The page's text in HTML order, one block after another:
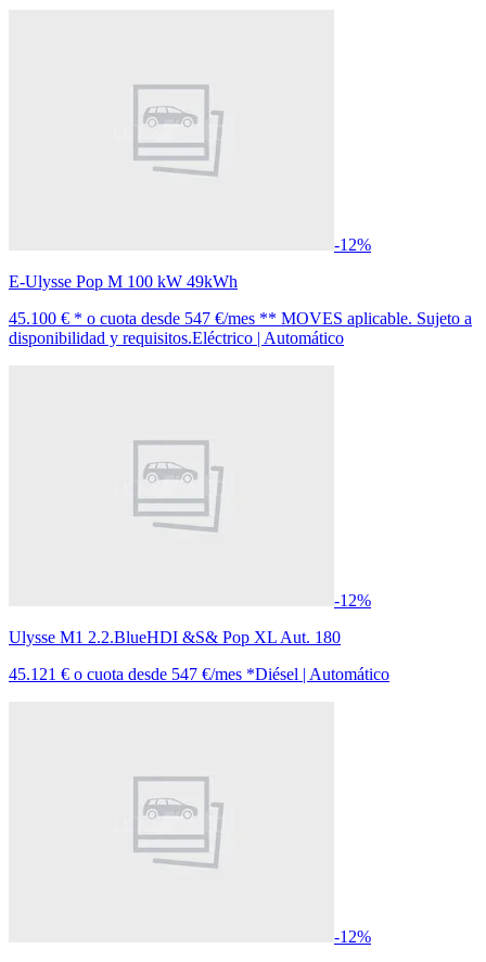
-12%
E-Ulysse Pop M 100 kW 49kWh
45.100 € * o cuota desde 547 €/mes ** MOVES aplicable. Sujeto a
disponibilidad y requisitos.Eléctrico | Automático
-12%
Ulysse M1 2.2.BlueHDI &S& Pop XL Aut. 180
45.121 € o cuota desde 547 €/mes *Diésel | Automático
-12%